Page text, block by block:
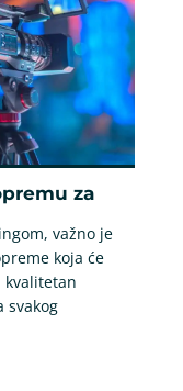
za
važno je
koja će
kvalitetan
svakog